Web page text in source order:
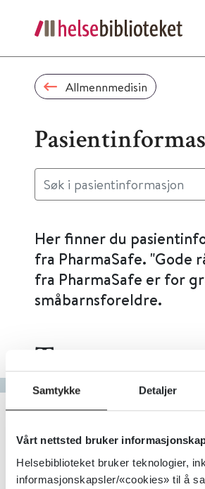
Samtykke Detaljer
Vårt nettsted bruker
Helsebiblioteket bruker teknologier,
informasjonskapsler/«cookies» til å
Allmennmedisin
Her finner du
fra PharmaSafe. "Gode
fra PharmaSafe er for
småbarnsforeldre.
Tema
Gå til bokstav
Filter
0Treff